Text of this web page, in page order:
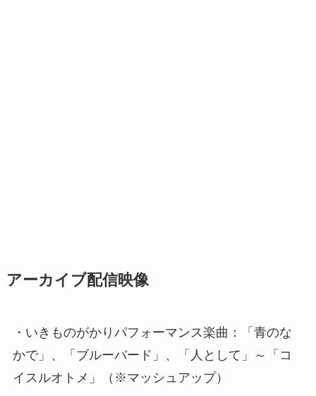
アーカイブ配信映像
・いきものがかりパフォーマンス楽曲：「青のな
かで」、「ブルーバード」、「人として」～「コ
イスルオトメ」（※マッシュアップ）